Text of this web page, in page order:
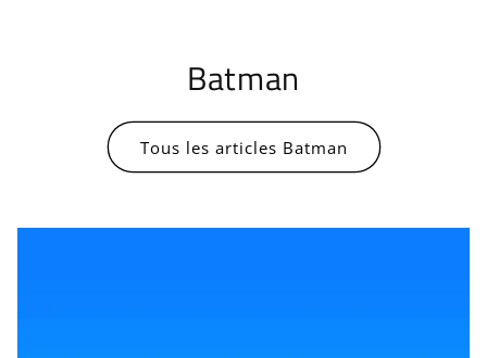
Batman
Tous les articles Batman
Connectez-vous à votre compte pour ajouter
afficher vos articles précédemment enregistrés.
Se connecter